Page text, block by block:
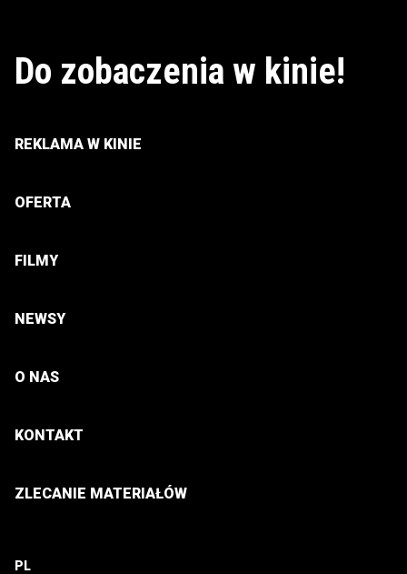
Do zobaczenia w kinie!
REKLAMA W KINIE
OFERTA
FILMY
NEWSY
O NAS
KONTAKT
ZLECANIE MATERIAŁÓW
PL